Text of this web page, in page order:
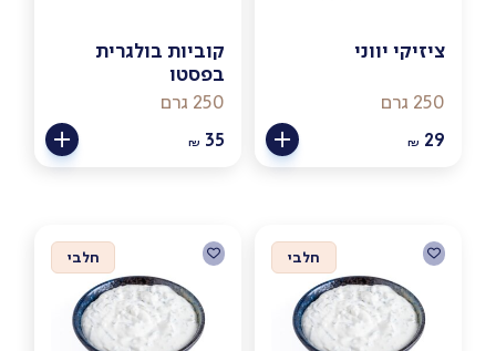
ציזיקי יווני
250 גרם
₪ 29
קוביות בולגרית
בפסטו
250 גרם
₪ 35
חלבי חלבי